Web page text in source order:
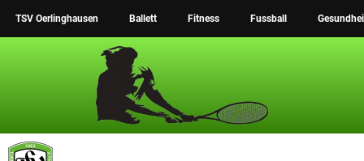
Inhalt
TSV Oerlinghausen Ballett Fitness Fussball